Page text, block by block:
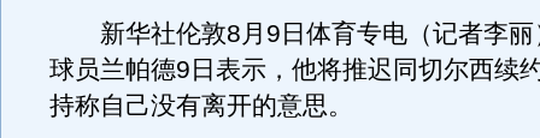
新华社伦敦8月9日体育专电（记者李丽
球员兰帕德9日表示，他将推迟同切尔西续
持称自己没有离开的意思。